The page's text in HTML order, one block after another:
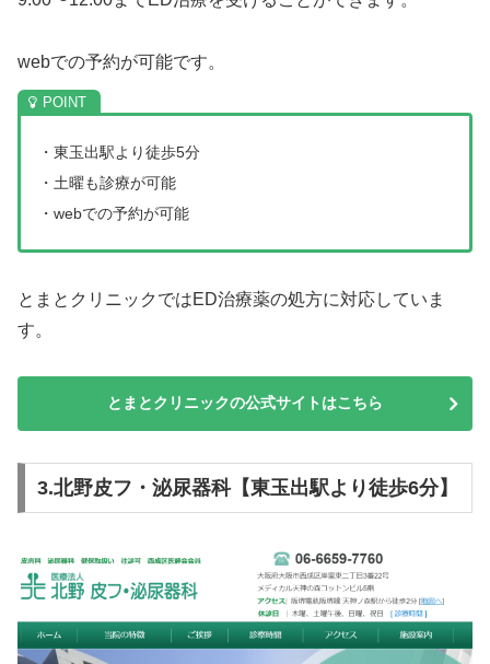
webでの予約が可能です。
・東玉出駅より徒歩5分
・土曜も診療が可能
・webでの予約が可能
とまとクリニックではED治療薬の処方に対応していま
す。
とまとクリニックの公式サイトはこちら
3.北野皮フ・泌尿器科【東玉出駅より徒歩6分】